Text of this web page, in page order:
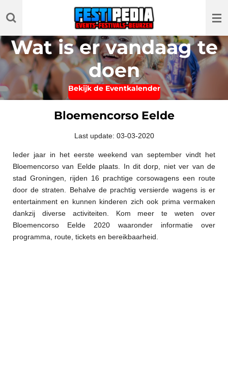
direct
de
hoofdinhoud
Wat is er vandaag te
doen
Bekijk de Eventkalender
Bloemencorso Eelde
Last update: 03-03-2020
Ieder jaar in het eerste weekend van september vindt het
Bloemencorso van Eelde plaats. In dit dorp, niet ver van de
stad Groningen, rijden 16 prachtige corsowagens een route
door de straten. Behalve de prachtig versierde wagens is er
entertainment en kunnen kinderen zich ook prima vermaken
dankzij diverse activiteiten. Kom meer te weten over
Bloemencorso Eelde 2020 waaronder informatie over
programma, route, tickets en bereikbaarheid.